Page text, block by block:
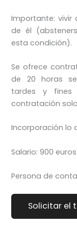
Importante: vivir
de él
esta condición).
Se ofrece
de 20 horas
tardes y fines
contratación
Incorporación lo
Salario: 900
Persona de